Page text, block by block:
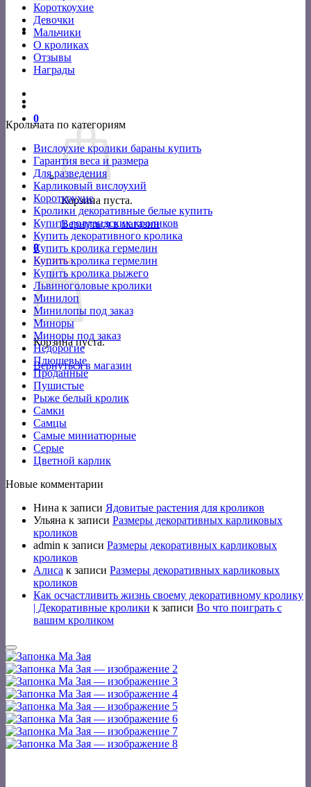
Короткоухие
Девочки
Мальчики
О кроликах
Отзывы
Награды
0
Корзина пуста.
Вернуться в магазин
0
Корзина
Корзина пуста.
Вернуться в магазин
Крольчата по категориям
Вислоухие кролики бараны купить
Гарантия веса и размера
Для разведения
Карликовый вислоухий
Короткоухие
Кролики декоративные белые купить
Купить голландских кроликов
Купить декоративного кролика
Купить кролика гермелин
Купить кролика гермелин
Купить кролика рыжего
Львиноголовые кролики
Минилоп
Минилопы под заказ
Миноры
Миноры под заказ
Недорогие
Плюшевые
Проданные
Пушистые
Рыже белый кролик
Самки
Самцы
Самые миниатюрные
Серые
Цветной карлик
Новые комментарии
Нина к записи Ядовитые растения для кроликов
Ульяна к записи Размеры декоративных карликовых
кроликов
admin к записи Размеры декоративных карликовых
кроликов
Алиса к записи Размеры декоративных карликовых
кроликов
Как осчастливить жизнь своему декоративному кролику
| Декоративные кролики к записи Во что поиграть с
вашим кроликом